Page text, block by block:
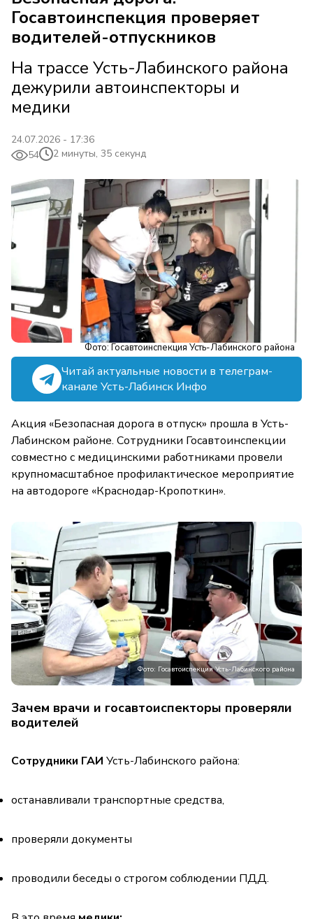
Госавтоинспекция проверяет
водителей-отпускников
На трассе Усть-Лабинского района
дежурили автоинспекторы и
медики
24.07.2026 - 17:36
54
2 минуты, 35 секунд
Фото: Госавтоинспекция Усть-Лабинского района
Читай актуальные новости в телеграм-
канале Усть-Лабинск Инфо
Акция «Безопасная дорога в отпуск» прошла в Усть-
Лабинском районе. Сотрудники Госавтоинспекции
совместно с медицинскими работниками провели
крупномасштабное профилактическое мероприятие
на автодороге «Краснодар-Кропоткин».
Фото: Госавтоиспекция Усть-Лабинского района
Зачем врачи и госавтоиспекторы проверяли
водителей
Сотрудники ГАИ Усть-Лабинского района:
останавливали транспортные средства,
проверяли документы
проводили беседы о строгом соблюдении ПДД.